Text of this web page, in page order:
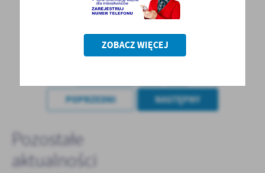
POPRZEDNI NASTĘPNY
Pozostałe
aktualności
ZOBACZ WIĘCEJ